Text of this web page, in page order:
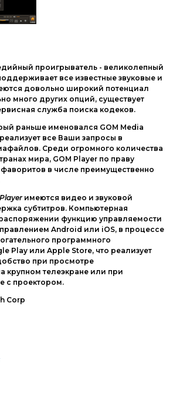
проигрыватель - великолепный
все известные звуковые и
довольно широкий потенциал
много других опций, существует
служба поиска кодеков.
раньше именовался GOM Media
все Ваши запросы в
Среди огромного количества
мира, GOM Player по праву
в числе преимущественно
имеются видео и звуковой
субтитров. Компьютерная
функцию управляемости
Android или iOS, в процессе
программного
Play или Apple Store, что реализует
при просмотре
крупном телеэкране или при
с проектором.
Corp